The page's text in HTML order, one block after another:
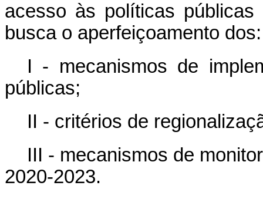
acesso às políticas
busca o aperfeiçoamento dos:
I - mecanismos de
públicas;
II - critérios de
III - mecanismos de
2020-2023.